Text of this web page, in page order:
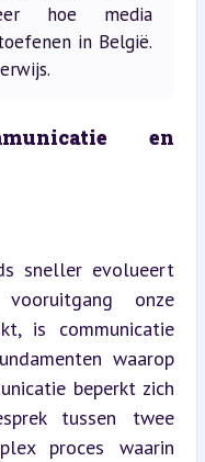
hoe media
in België.
en
sneller evolueert
onze
is communicatie
waarop
beperkt zich
tussen twee
proces waarin